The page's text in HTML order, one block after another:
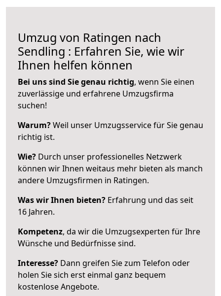
Umzug von Ratingen nach
Sendling : Erfahren Sie, wie wir
Ihnen helfen können
Bei uns sind Sie genau richtig, wenn Sie einen
zuverlässige und erfahrene Umzugsfirma
suchen!
Warum?Weil unser Umzugsservice für Sie genau
richtig ist.
Wie? Durch unser professionelles Netzwerk
können wir Ihnen weitaus mehr bieten als manch
andere Umzugsfirmen in Ratingen.
Was wir Ihnen bieten? Erfahrung und das seit
16 Jahren.
Kompetenz, da wir die Umzugsexperten für Ihre
Wünsche und Bedürfnisse sind.
Interesse? Dann greifen Sie zum Telefon oder
holen Sie sich erst einmal ganz bequem
kostenlose Angebote.